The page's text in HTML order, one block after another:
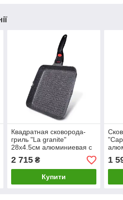
Квадратная сковорода-
гриль "La granite"
28х4.5см алюминиевая с
покрытием TouchStone
Fissman
2 715₴
Купити
1